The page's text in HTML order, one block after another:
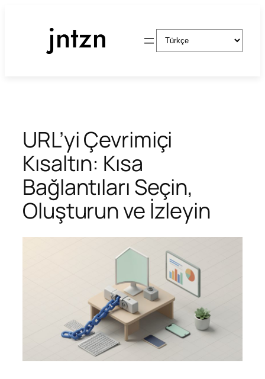
Dil
Seç
URL’yi Çevrimiçi
Kısaltın: Kısa
Bağlantıları Seçin,
Oluşturun ve İzleyin